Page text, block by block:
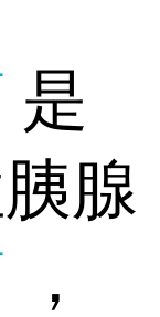
是
腺
，